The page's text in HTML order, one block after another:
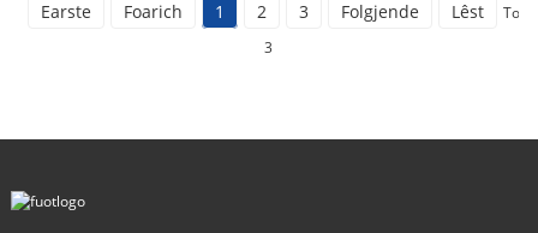
Earste Foarich 1 2 3 Folgjende Lêst
3